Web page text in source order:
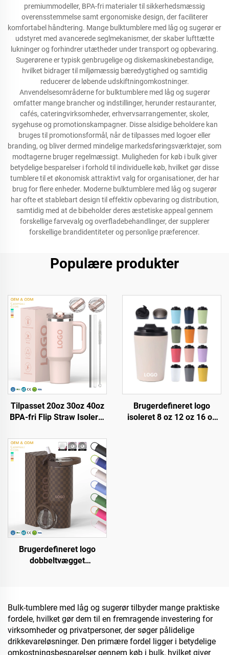
premiummodeller, BPA-fri materialer til sikkerhedsmæssig
overensstemmelse samt ergonomiske design, der faciliterer
komfortabel håndtering. Mange bulktumblere med låg og sugerør er
udstyret med avancerede seglmekanismer, der skaber lufttætte
lukninger og forhindrer utætheder under transport og opbevaring.
Sugerørene er typisk genbrugelige og diskemaskinebestandige,
hvilket bidrager til miljømæssig bæredygtighed og samtidig
reducerer de løbende udskiftningomkostninger.
Anvendelsesområderne for bulktumblere med låg og sugerør
omfatter mange brancher og indstillinger, herunder restauranter,
cafés, cateringvirksomheder, erhvervsarrangementer, skoler,
sygehuse og promotionskampagner. Disse alsidige beholdere kan
bruges til promotionsformål, når de tilpasses med logoer eller
branding, og bliver dermed mindelige markedsføringsværktøjer, som
modtagerne bruger regelmæssigt. Muligheden for køb i bulk giver
betydelige besparelser i forhold til individuelle køb, hvilket gør disse
tumblere til et økonomisk attraktivt valg for organisationer, der har
brug for flere enheder. Moderne bulktumblere med låg og sugerør
har ofte et stablebart design til effektiv opbevaring og distribution,
samtidig med at de bibeholder deres æstetiske appeal gennem
forskellige farvevalg og overfladebehandlinger, der supplerer
forskellige brandidentiteter og personlige præferencer.
Populære produkter
Tilpasset 20oz 30oz 40oz
BPA-fri Flip Straw Isoleret
med Lættæt Låg Straw &
Håndtag til Rejse
Brugerdefineret logo
isoleret 8 oz 12 oz 16 oz
Brugerdefineret logo
dobbeltvægget
varme og kolde drikke
Bulk-tumblere med låg og sugerør tilbyder mange praktiske
fordele, hvilket gør dem til en fremragende investering for
virksomheder og privatpersoner, der søger pålidelige
drikkevareløsninger. Den primære fordel ligger i betydelige
omkostningsbesparelser gennem køb i bulk, hvilket giver